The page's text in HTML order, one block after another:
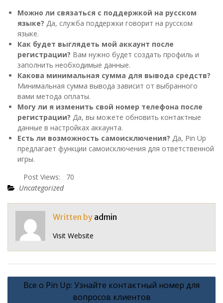
Можно ли связаться с поддержкой на русском
языке? Да, служба поддержки говорит на русском
языке.
Как будет выглядеть мой аккаунт после
регистрации? Вам нужно будет создать профиль и
заполнить необходимые данные.
Какова минимальная сумма для вывода средств?
Минимальная сумма вывода зависит от выбранного
вами метода оплаты.
Могу ли я изменить свой номер телефона после
регистрации? Да, вы можете обновить контактные
данные в настройках аккаунта.
Есть ли возможность самоисключения? Да, Pin Up
предлагает функции самоисключения для ответственной
игры.
Post Views:
70
Uncategorized
Written by admin
Visit Website
Post
Все о Pin Up: Узнайте контактный номер для
вопросов клиентов